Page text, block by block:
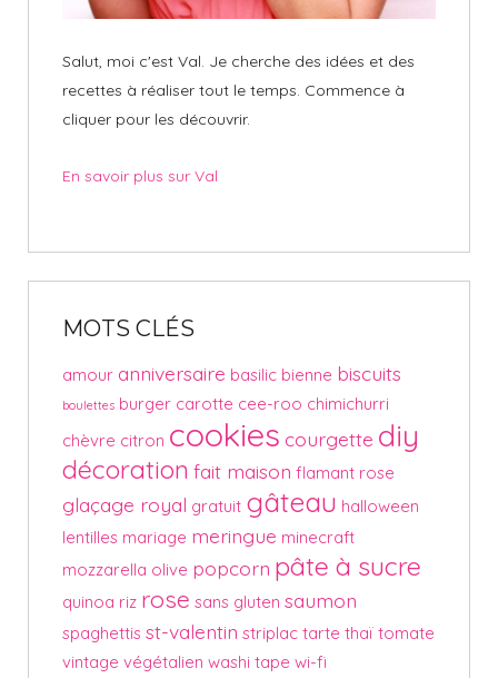
Salut, moi c'est Val. Je cherche des idées et des
recettes à réaliser tout le temps. Commence à
cliquer pour les découvrir.
En savoir plus sur Val
MOTS CLÉS
amour anniversaire basilic bienne biscuits
boulettes burger carotte cee-roo chimichurri
chèvre citron cookies courgette diy
décoration fait maison flamant rose
glaçage royal gratuit gâteau halloween
lentilles mariage meringue minecraft
mozzarella olive popcorn pâte à sucre
quinoa riz rose sans gluten saumon
spaghettis st-valentin striplac tarte thaï tomate
vintage végétalien washi tape wi-fi